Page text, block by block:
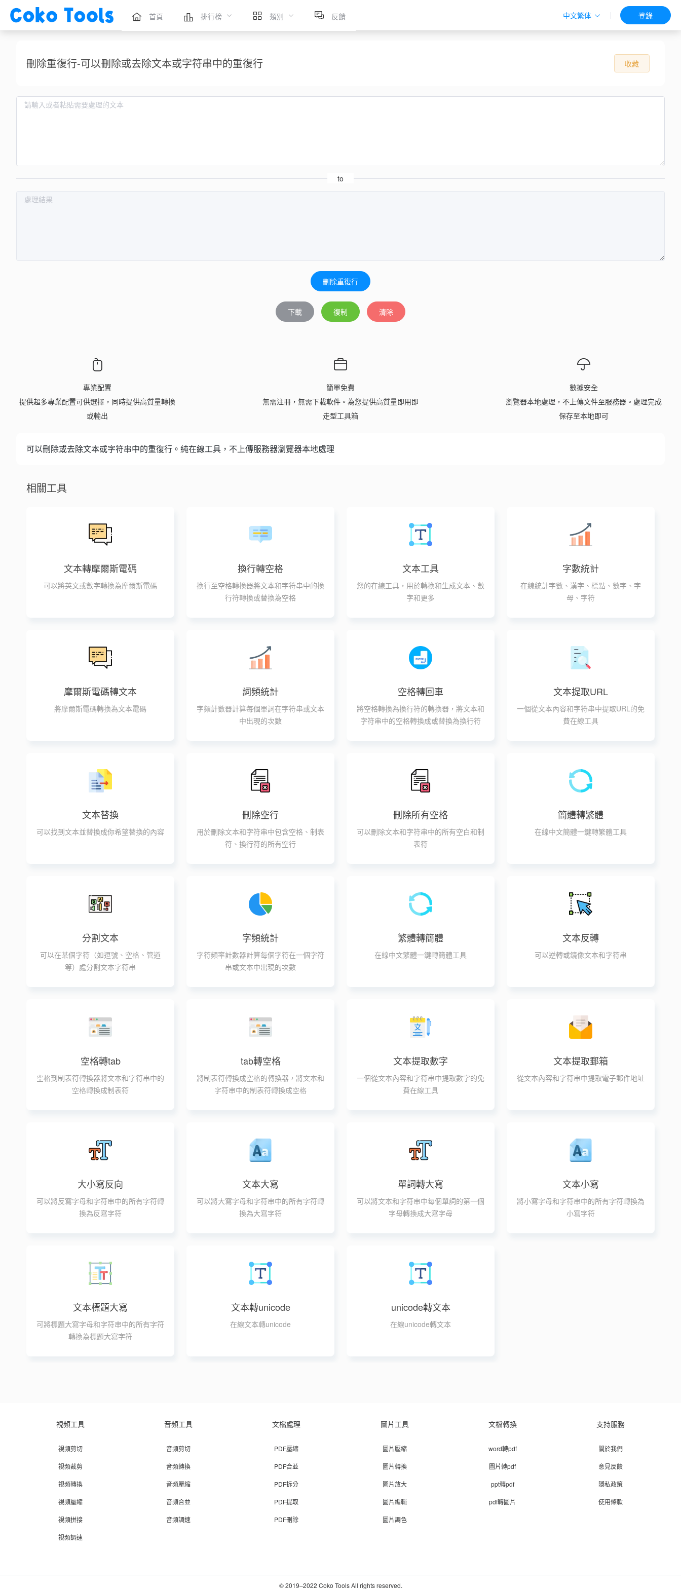
首頁 排行榜 類別 反饋 中文繁体 登錄
刪除重復行-可以刪除或去除文本或字符串中的重復行 收藏
to
刪除重復行
下載 復制 清除
專業配置
提供超多專業配置可供選擇，同時提供高質量轉換
或輸出
簡單免費
無需注冊，無需下載軟件。為您提供高質量即用即
走型工具箱
數據安全
瀏覽器本地處理，不上傳文件至服務器。處理完成
保存至本地即可
可以刪除或去除文本或字符串中的重復行。純在線工具，不上傳服務器瀏覽器本地處理
相關工具
文本轉摩爾斯電碼
可以將英文或數字轉換為摩爾斯電碼
換行轉空格
換行至空格轉換器將文本和字符串中的換
行符轉換或替換為空格
文本工具
您的在線工具，用於轉換和生成文本、數
字和更多
字數統計
在線統計字數、漢字、標點、數字、字
母、字符
摩爾斯電碼轉文本
將摩爾斯電碼轉換為文本電碼
詞頻統計
字頻計數器計算每個單詞在字符串或文本
中出現的次數
空格轉回車
將空格轉換為換行符的轉換器，將文本和
字符串中的空格轉換成或替換為換行符
文本提取URL
一個從文本內容和字符串中提取URL的免
費在線工具
文本替換
可以找到文本並替換成你希望替換的內容
刪除空行
用於刪除文本和字符串中包含空格、制表
符、換行符的所有空行
刪除所有空格
可以刪除文本和字符串中的所有空白和制
表符
簡體轉繁體
在線中文簡體一鍵轉繁體工具
分割文本
可以在某個字符（如逗號、空格、管道
等）處分割文本字符串
字頻統計
字符頻率計數器計算每個字符在一個字符
串或文本中出現的次數
繁體轉簡體
在線中文繁體一鍵轉簡體工具
文本反轉
可以逆轉或鏡像文本和字符串
空格轉tab
空格到制表符轉換器將文本和字符串中的
空格轉換成制表符
tab轉空格
將制表符轉換成空格的轉換器，將文本和
字符串中的制表符轉換成空格
文本提取數字
一個從文本內容和字符串中提取數字的免
費在線工具
文本提取郵箱
從文本內容和字符串中提取電子郵件地址
大小寫反向
可以將反寫字母和字符串中的所有字符轉
換為反寫字符
文本大寫
可以將大寫字母和字符串中的所有字符轉
換為大寫字符
單詞轉大寫
可以將文本和字符串中每個單詞的第一個
字母轉換成大寫字母
文本小寫
將小寫字母和字符串中的所有字符轉換為
小寫字符
文本標題大寫
可將標題大寫字母和字符串中的所有字符
轉換為標題大寫字符
文本轉unicode
在線文本轉unicode
unicode轉文本
在線unicode轉文本
視頻工具
視頻剪切
視頻裁剪
視頻轉換
視頻壓縮
視頻拼接
視頻調速
音頻工具
音頻剪切
音頻轉換
音頻壓縮
音頻合並
音頻調速
文檔處理
PDF壓縮
PDF合並
PDF拆分
PDF提取
PDF刪除
圖片工具
圖片壓縮
圖片轉換
圖片放大
圖片編輯
圖片調色
文檔轉換
word轉pdf
圖片轉pdf
ppt轉pdf
pdf轉圖片
支持服務
關於我們
意見反饋
隱私政策
使用條款
© 2019–2022 Coko Tools All rights reserved.